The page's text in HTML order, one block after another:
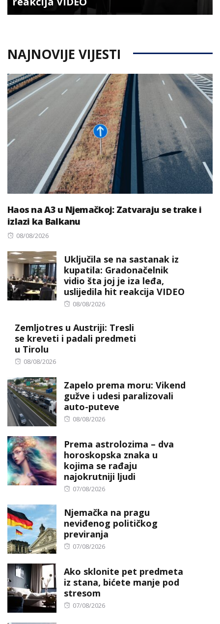
NAJNOVIJE VIJESTI
Haos na A3 u Njemačkoj: Zatvaraju se trake i
izlazi ka Balkanu
Posted
08/08/2026
Uključila se na sastanak iz
kupatila: Gradonačelnik
vidio šta joj je iza leđa,
uslijedila hit reakcija VIDEO
Posted
08/08/2026
Zemljotres u Austriji: Tresli
se kreveti i padali predmeti
u Tirolu
Posted
08/08/2026
Zapelo prema moru: Vikend
gužve i udesi paralizovali
auto-puteve
Posted
08/08/2026
Prema astrolozima – dva
horoskopska znaka u
kojima se rađaju
najokrutniji ljudi
Posted
07/08/2026
Njemačka na pragu
neviđenog političkog
previranja
Posted
07/08/2026
Ako sklonite pet predmeta
iz stana, bićete manje pod
stresom
Posted
07/08/2026